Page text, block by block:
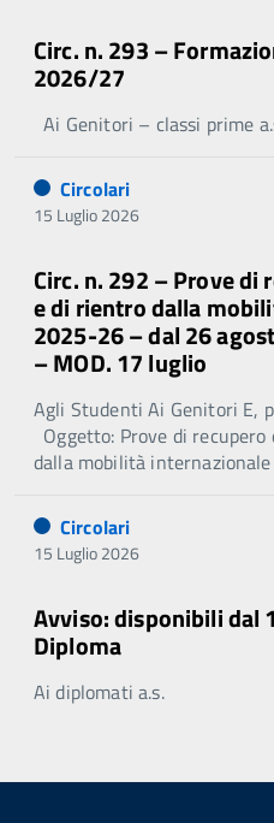
Circ. n. 293 –
2026/27
Ai Genitori – classi prime
Circolari
15 Luglio 2026
Circ. n. 292 – Prove di
e di rientro dalla
2025-26 – dal 26
– MOD. 17 luglio
Agli Studenti Ai Genitori E,
Oggetto: Prove di
dalla mobilità internazionale
Circolari
15 Luglio 2026
Avviso: disponibili dal
Diploma
Ai diplomati a.s.